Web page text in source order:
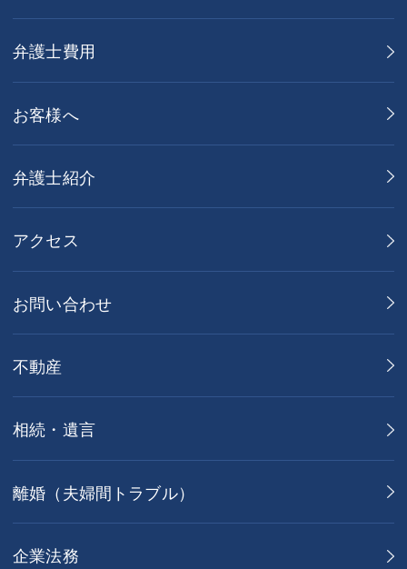
弁護士費用
お客様へ
弁護士紹介
アクセス
お問い合わせ
不動産
相続・遺言
離婚（夫婦間トラブル）
企業法務